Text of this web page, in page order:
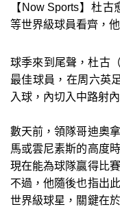
【Now Sports】杜
等世界級球員看齊，
球季來到尾聲，杜古
最佳球員，在周六英
入球，內切入中路射
數天前，領隊哥迪奧
馬或雲尼素斯的高度
現在能為球隊贏得比
不過，他隨後也指出
世界級球星，關鍵在